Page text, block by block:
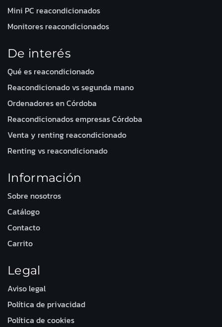
Mini PC reacondicionados
Monitores reacondicionados
De interés
Qué es reacondicionado
Reacondicionado vs segunda mano
Ordenadores en Córdoba
Reacondicionados empresas Córdoba
Venta y renting reacondicionado
Renting vs reacondicionado
Información
Sobre nosotros
Catálogo
Contacto
Carrito
Legal
Aviso legal
Política de privacidad
Política de cookies